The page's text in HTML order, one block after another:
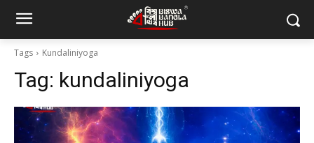
Tags Kundaliniyoga
Tag: kundaliniyoga